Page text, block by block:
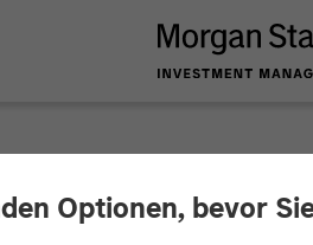
Optionen, bevor